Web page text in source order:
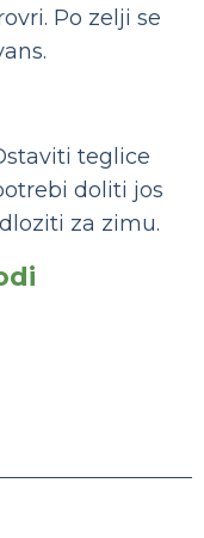
Po zelji se
teglice
doliti jos
za zimu.